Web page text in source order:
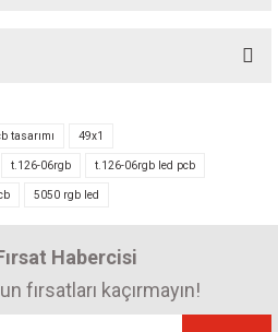
ve diğer konularda
formunu kullanarak tarafımıza
ederiz.
görüntülenemiyor.
bulunuyor.
pahalı.
tasarımı 49x1
t.126-06rgb t.126-06rgb led pcb
5050 rgb led
Habercisi
fırsatları kaçırmayın!